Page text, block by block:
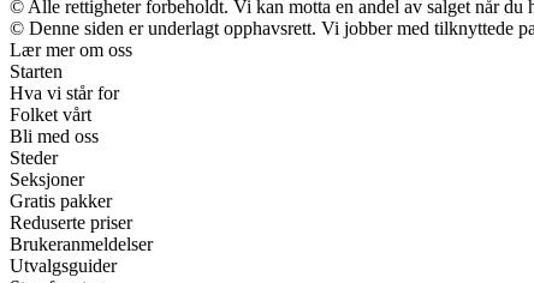
© Alle rettigheter forbeholdt. Vi kan motta en andel av salget når du
© Denne siden er underlagt opphavsrett. Vi jobber med tilknyttede
Lær mer om oss
Starten
Hva vi står for
Folket vårt
Bli med oss
Steder
Seksjoner
Gratis pakker
Reduserte priser
Brukeranmeldelser
Utvalgsguider